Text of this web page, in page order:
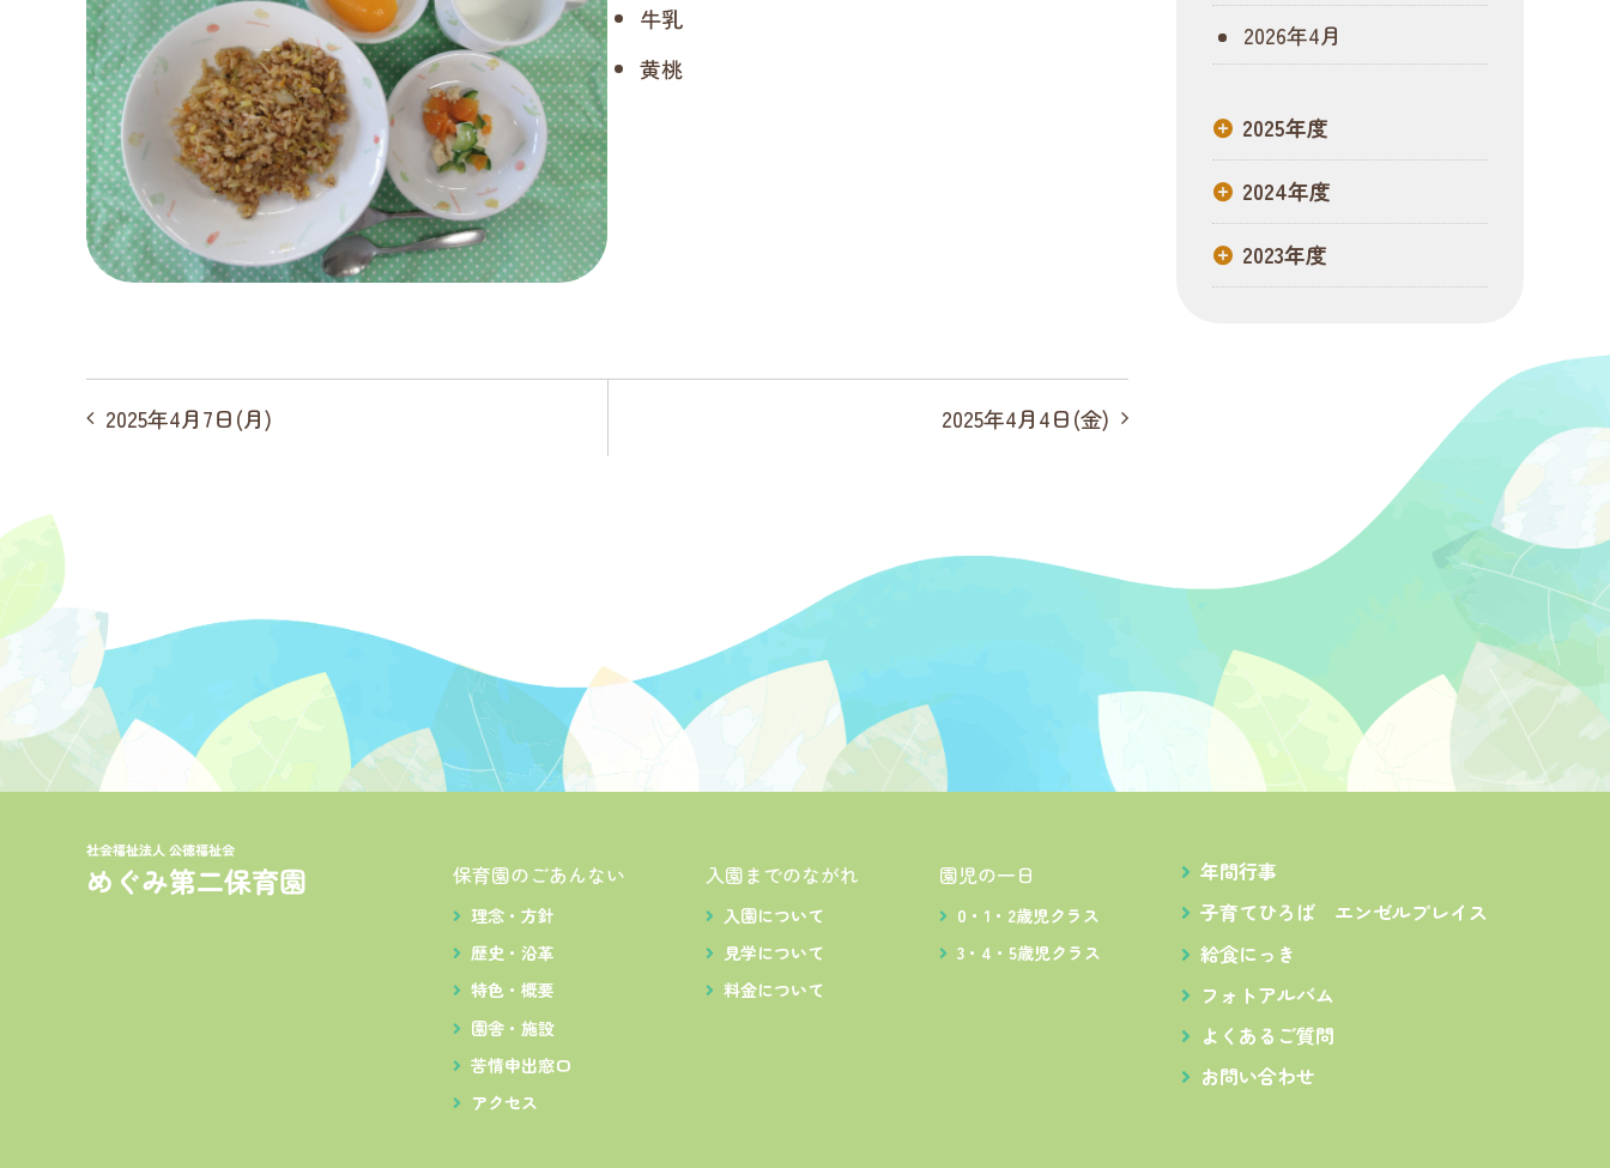
牛乳
黄桃
投
ゲ
ー
シ
ョ
ン
2025年4月4日(金)
2025年4月7日(月)
2026年4月
2025年度
2024年度
2023年度
保育園のごあんない
理念・方針
歴史・沿革
特色・概要
園舎・施設
苦情申出窓口
アクセス
入園までのながれ
入園について
見学について
料金について
園児の一日
0・1・2歳児クラス
3・4・5歳児クラス
年間行事
子育てひろば エンゼルプレイス
給食にっき
フォトアルバム
よくあるご質問
お問い合わせ